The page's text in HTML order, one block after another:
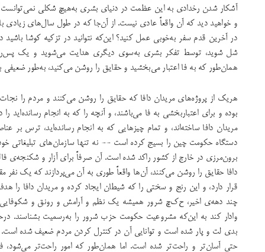
آشکار شدن رخدادی به این عظمت در دنیای بشری به‌هیچ شکلی نمی‌توانست
و خواهید دید که آن واقعاً‌ عادی نیست. از آن‌جا که در طول سال‌های زیادی با
در آخرین قدم سفر به‌خوبی عمل کنید؟ این‌که نتوانید در تزکیه کوشا
شل شوید، توسط تفکر بشری به‌سوی دیگری هدایت می‌شوید و یک
همان‌طور که به فا اعتبار می‌بخشید و حقایق را روشن می‌کنید، به‌طور
هریک از پروژه‌های مریدان دافا که حقایق را روشن می‌کنند و مردم را
بوده و برای اعتباربخشی به فا می‌باشند،‌ و آنچه‌ را که به انجام رسانده‌اید
مریدان دافا ساخته‌اند، و تمام چیزهایی که به انجام رسانده‌اید، ترس
دستگاه حکومت چین را بسیج کرده است -- نه تنها سازمان‌های تبلیغاتی
برون‌مرزی در خارج از کشور راکد شده است. آن صرفاً برای آزار و شکنجه‌ی
دافا حقایق را روشن می‌کنند، آن‌ها واقعاً طوری به آن می‌پردازند که یک نفر
قرار دارد،‌ و این رنج و سختی را که شیطان ایجاد کرده و مریدان دافا را
چند دهه‌ی اخیر، ح‌ک‌چ شرور همیشه یک نظم و آرامش و رونق و شکوفایی
وادار کند به این‌که مشروعیت حکومت حزب شرور را به‌رسمیت بشناسند.
بدی لت و پار شده است و توانایی آن در کنترل کردن مردم ضعیف شده است.
حتی آسان‌تر و راحت‌تر شده است. اما همان‌طور که امور راحت‌تر